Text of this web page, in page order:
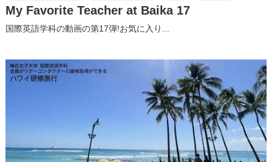
My Favorite Teacher at Baika 17
国際英語学科の動画の第17弾!お気に入り...